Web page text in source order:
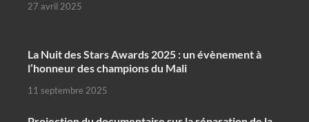
27 avril 2025
‎La Nuit des Stars Awards 2025 : un évènement à
l’honneur des champions du Mali
11 septembre 2025